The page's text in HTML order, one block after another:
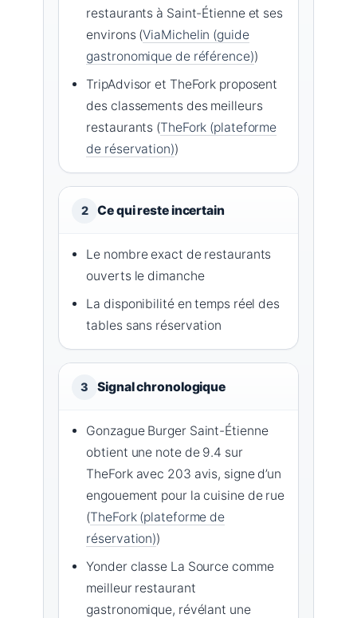
restaurants à Saint-Étienne et ses
environs (ViaMichelin (guide
gastronomique de référence))
TripAdvisor et TheFork proposent
des classements des meilleurs
restaurants (TheFork (plateforme
de réservation))
2 Ce qui reste incertain
Le nombre exact de restaurants
ouverts le dimanche
La disponibilité en temps réel des
tables sans réservation
3 Signal chronologique
Gonzague Burger Saint-Étienne
obtient une note de 9.4 sur
TheFork avec 203 avis, signe d’un
engouement pour la cuisine de rue
(TheFork (plateforme de
réservation))
Yonder classe La Source comme
meilleur restaurant
gastronomique, révélant une